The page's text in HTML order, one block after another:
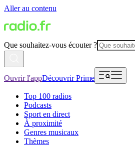
Aller au contenu
Que souhaitez-vous écouter ?
Ouvrir l'appDécouvrir Prime
Top 100 radios
Podcasts
Sport en direct
À proximité
Genres musicaux
Thèmes